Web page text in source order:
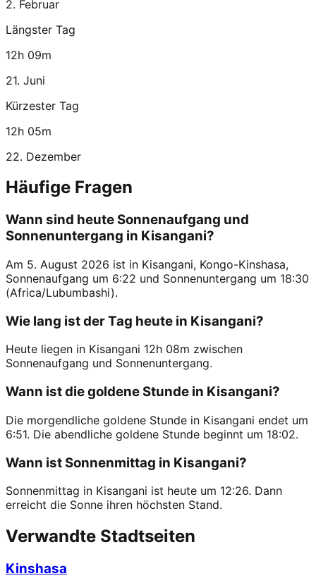
2. Februar
Längster Tag
12h 09m
21. Juni
Kürzester Tag
12h 05m
22. Dezember
Häufige Fragen
Wann sind heute Sonnenaufgang und
Sonnenuntergang in Kisangani?
Am 5. August 2026 ist in Kisangani, Kongo-Kinshasa,
Sonnenaufgang um 6:22 und Sonnenuntergang um 18:30
(Africa/Lubumbashi).
Wie lang ist der Tag heute in Kisangani?
Heute liegen in Kisangani 12h 08m zwischen
Sonnenaufgang und Sonnenuntergang.
Wann ist die goldene Stunde in Kisangani?
Die morgendliche goldene Stunde in Kisangani endet um
6:51. Die abendliche goldene Stunde beginnt um 18:02.
Wann ist Sonnenmittag in Kisangani?
Sonnenmittag in Kisangani ist heute um 12:26. Dann
erreicht die Sonne ihren höchsten Stand.
Verwandte Stadtseiten
Kinshasa